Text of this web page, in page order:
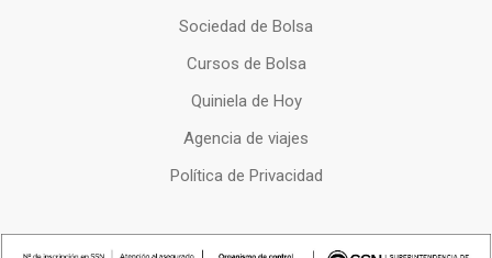
Sociedad de Bolsa
Cursos de Bolsa
Quiniela de Hoy
Agencia de viajes
Política de Privacidad